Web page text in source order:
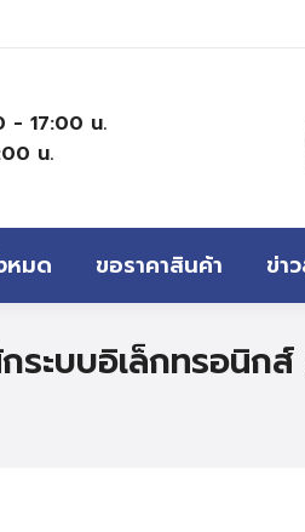
- 17:00 น.
น.
หมด ขอราคาสินค้า ข่า
ระบบอิเล็กทรอนิกส์